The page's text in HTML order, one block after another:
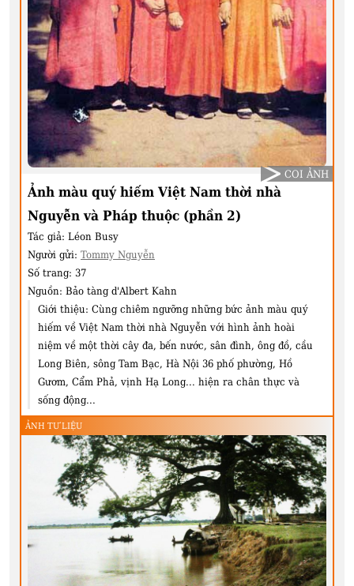
Ảnh màu quý hiếm Việt Nam thời nhà
Nguyễn và Pháp thuộc (phần 2)
Tác giả: Léon Busy
Người gửi: Tommy Nguyễn
Số trang: 37
Nguồn: Bảo tàng d'Albert Kahn
Giới thiệu: Cùng chiêm ngưỡng những bức ảnh màu quý
hiếm về Việt Nam thời nhà Nguyễn với hình ảnh hoài
niệm về một thời cây đa, bến nước, sân đình, ông đồ, cầu
Long Biên, sông Tam Bạc, Hà Nội 36 phố phường, Hồ
Gươm, Cẩm Phả, vịnh Hạ Long... hiện ra chân thực và
sống động...
COI ẢNH
ẢNH TƯ LIỆU